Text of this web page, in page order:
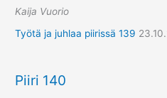
Kaija Vuorio
Työtä ja juhlaa piirissä 139
Piiri 140